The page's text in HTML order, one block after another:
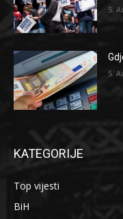
5.
5.
KATEGORIJE
Top vijesti
BiH